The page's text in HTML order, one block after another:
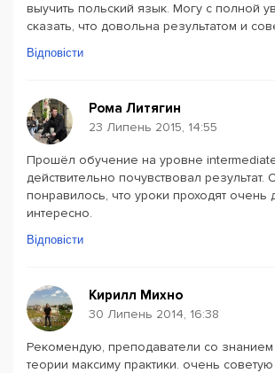
выучить польский язык. Могу с полной
сказать, что довольна результатом и
Відповісти
Рома Литягин
23 Липень 2015, 14:55
Прошёл обучение на уровне
действительно почувствовал результат.
понравилось, что уроки проходят очень
интересно.
Відповісти
Кирилл Михно
30 Липень 2014, 16:38
Рекомендую, преподаватели со
теории максиму практики. очень